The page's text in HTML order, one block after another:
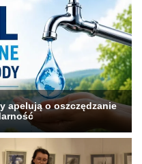
apelują o oszczędzanie